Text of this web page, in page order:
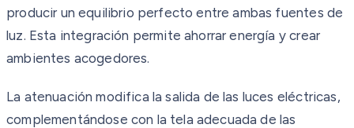
producir un equilibrio perfecto entre ambas fuentes de
luz. Esta integración permite ahorrar energía y crear
ambientes acogedores.
La atenuación modifica la salida de las luces eléctricas,
complementándose con la tela adecuada de las